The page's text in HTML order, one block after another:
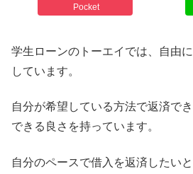
Pocket
学生ローンのトーエイでは、自由
しています。
自分が希望している方法で返済で
できる良さを持っています。
自分のペースで借入を返済したい